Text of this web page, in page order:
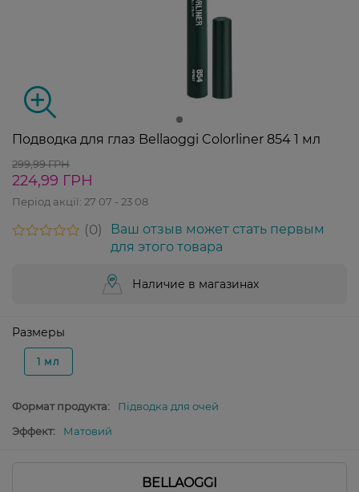
Подводка для глаз Bellaoggi Colorliner 854 1 мл
299,99 ГРН
224,99 ГРН
Період акції: 27 07 - 23 08
0
Ваш отзыв может стать первым
для этого товара
Наличие в магазинах
Размеры
1 мл
Формат продукта:
Підводка для очей
Эффект:
Матовий
BELLAOGGI